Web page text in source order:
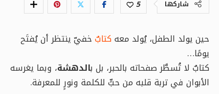
شاركها 5
حين يولد الطفل، يُولد معهكتابٌ خفيّ ينتظر أن يُفتَح
يومًا…
كتابٌ لا تُسطَّر صفحاته بالحبر، بل بالدهشة، وبما يغرسه
الأبوان في تربة قلبه من حبٍّ للكلمة ونورٍ للمعرفة.